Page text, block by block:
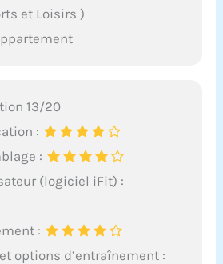
et Loisirs )
13/20
:
:
(logiciel iFit) :
:
options d’entraînement :